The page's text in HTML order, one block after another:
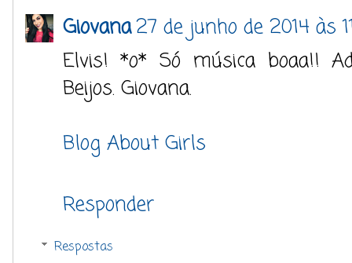
Giovana27 de junho de 2014 às
Elvis! *o* Só música boaa!!
Beijos. Giovana.
Blog About Girls
Responder
Respostas